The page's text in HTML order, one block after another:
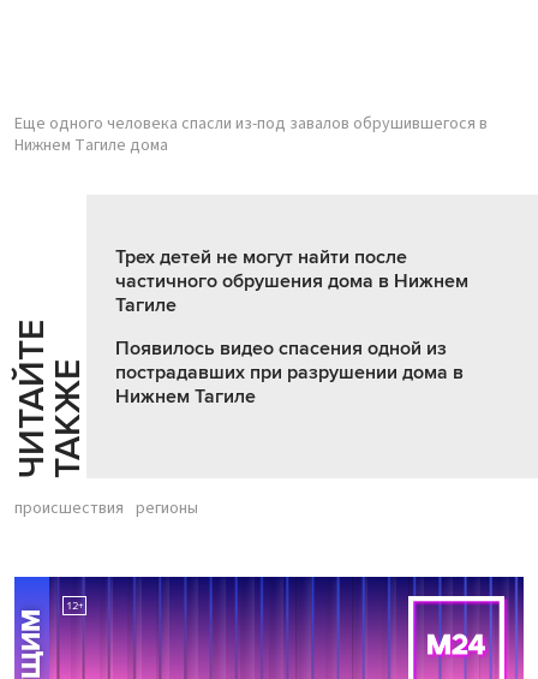
Еще одного человека спасли из-под завалов обрушившегося в
Нижнем Тагиле дома
Ч
И
Т
АЙ
Т
Е
Т
А
К
ЖЕ
Трех детей не могут найти после
частичного обрушения дома в Нижнем
Тагиле
Появилось видео спасения одной из
пострадавших при разрушении дома в
Нижнем Тагиле
происшествия регионы